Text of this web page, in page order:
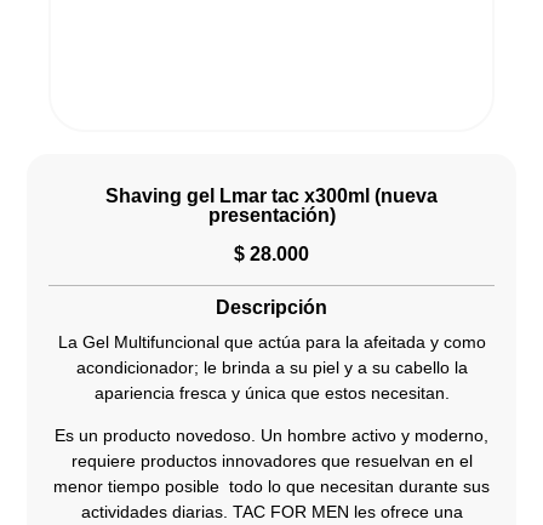
Shaving gel Lmar tac x300ml (nueva
presentación)
$ 28.000
Descripción
La Gel Multifuncional que actúa para la afeitada y como
acondicionador; le brinda a su piel y a su cabello la
apariencia fresca y única que estos necesitan.
Es un producto novedoso. Un hombre activo y moderno,
requiere productos innovadores que resuelvan en el
menor tiempo posible todo lo que necesitan durante sus
actividades diarias. TAC FOR MEN les ofrece una